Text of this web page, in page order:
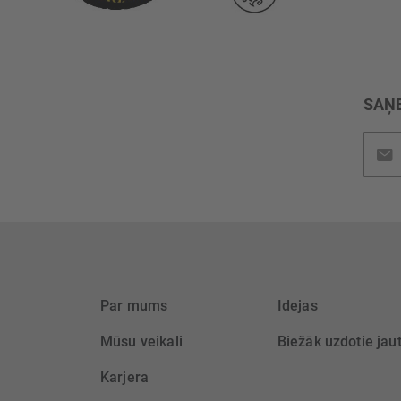
Par mums
Mūsu veikali
Karjera
Idejas
Biežāk uzdotie